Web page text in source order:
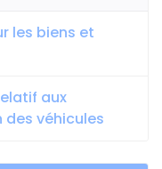
les biens et
aux
véhicules